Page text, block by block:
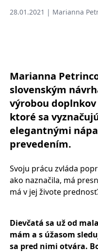
28.01.2021 | Marianna
Marianna
slovenským
výrobou doplnkov
ktoré sa
elegantnými
prevedením.
Svoju prácu zvláda
ako naznačila, má
má v jej živote prednosť.
Dievčatá sa už od
mám a s úžasom
sa pred nimi otvára.